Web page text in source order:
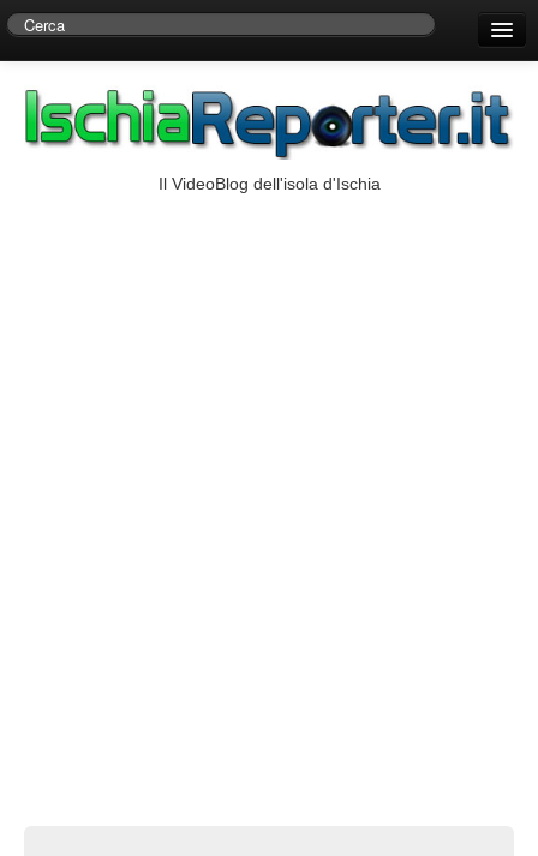
Centro di Ricerche Storiche D’Ambra
Il VideoBlog dell'isola d'Ischia